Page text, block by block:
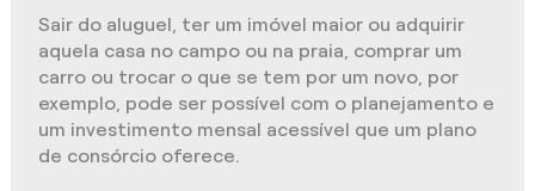
Sair do aluguel, ter um imóvel maior ou adquirir
aquela casa no campo ou na praia, comprar um
carro ou trocar o que se tem por um novo, por
exemplo, pode ser possível com o planejamento e
um investimento mensal acessível que um plano
de consórcio oferece.